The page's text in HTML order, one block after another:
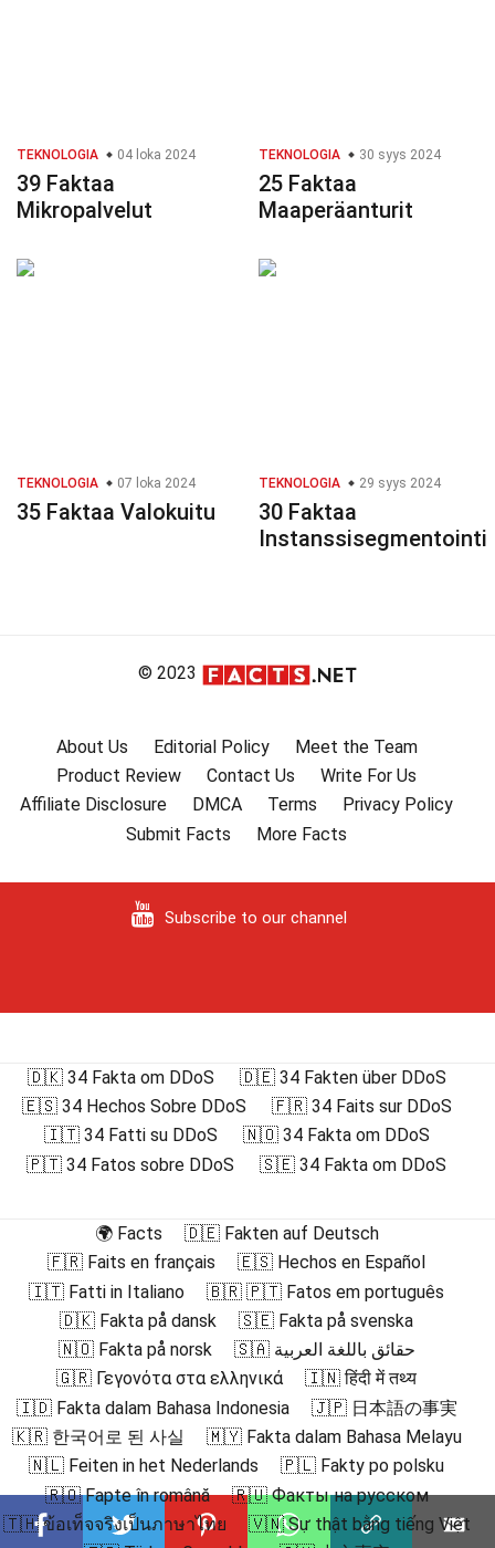
TEKNOLOGIA 04 loka 2024
39 Faktaa
Mikropalvelut
TEKNOLOGIA 30 syys 2024
25 Faktaa
Maaperäanturit
TEKNOLOGIA 07 loka 2024
35 Faktaa Valokuitu
TEKNOLOGIA 29 syys 2024
30 Faktaa
Instanssisegmentointi
© 2023
About Us Editorial Policy
Meet the Team
Product Review
Contact Us
Write For Us
Affiliate Disclosure
DMCA Terms
Privacy Policy
Submit Facts
More Facts
Subscribe to our channel
🇩🇰 34 Fakta om DDoS
🇩🇪 34 Fakten über DDoS
🇪🇸 34 Hechos Sobre DDoS
🇫🇷 34 Faits sur DDoS
🇮🇹 34 Fatti su DDoS
🇳🇴 34 Fakta om DDoS
🇵🇹 34 Fatos sobre DDoS
🇸🇪 34 Fakta om DDoS
🌍 Facts
🇩🇪 Fakten auf Deutsch
🇫🇷 Faits en français
🇪🇸 Hechos en Español
🇮🇹 Fatti in Italiano
🇧🇷 🇵🇹 Fatos em português
🇩🇰 Fakta på dansk
🇸🇪 Fakta på svenska
🇳🇴 Fakta på norsk
🇸🇦 حقائق باللغة العربية
🇬🇷 Γεγονότα στα ελληνικά
🇮🇳 हिंदी में तथ्य
🇮🇩 Fakta dalam Bahasa Indonesia
🇯🇵 日本語の事実
🇰🇷 한국어로 된 사실
🇲🇾 Fakta dalam Bahasa Melayu
🇳🇱 Feiten in het Nederlands
🇵🇱 Fakty po polsku
🇷🇴 Fapte în română
🇷🇺 Факты на русском
🇹🇭 ข้อเท็จจริงเป็นภาษาไทย
🇻🇳 Sự thật bằng tiếng Việt